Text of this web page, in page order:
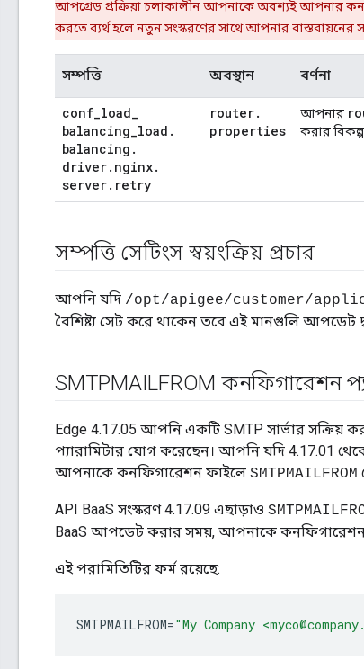
আপগ্রেড প্রক্রিয়া চলাকালীন আপনাকে অবশ্যই আপনার
করতে ব্যর্থ হলে নতুন সংস্করণের সাথে আপনার বাস্তবায়নের
সম্পত্তি অবস্থান বর্ণনা
conf_load_
balancing_load .
balancing .
driver. nginx.
server. retry
router.
properties
আপনার
করার
সম্পত্তি সেটিংস স্বয়ংক্রিয় প্রচার
আপনি যদি /opt/apigee/customer/
বৈশিষ্ট্য সেট করে থাকেন তবে এই মানগুলি আপডেট
SMTPMAILFROM কনফিগারেশন
Edge 4.17.05 আপনি একটি SMTP সার্ভার
প্যারামিটার যোগ করেছেন। আপনি যদি 4.17.01
আপনাকে কনফিগারেশন ফাইলে SMTPMAILFROM
API BaaS সংস্করণ 4.17.09 এছাড়াও
BaaS আপডেট করার সময়, আপনাকে
এই পরামিতিটির ফর্ম রয়েছে:
SMTPMAILFROM="My Company